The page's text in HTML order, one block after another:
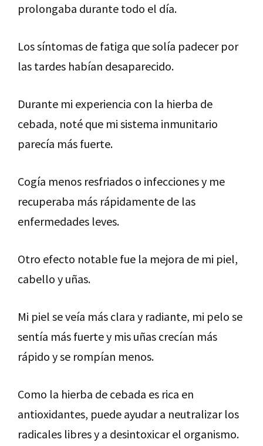
prolongaba durante todo el día.
Los síntomas de fatiga que solía padecer por
las tardes habían desaparecido.
Durante mi experiencia con la hierba de
cebada, noté que mi sistema inmunitario
parecía más fuerte.
Cogía menos resfriados o infecciones y me
recuperaba más rápidamente de las
enfermedades leves.
Otro efecto notable fue la mejora de mi piel,
cabello y uñas.
Mi piel se veía más clara y radiante, mi pelo se
sentía más fuerte y mis uñas crecían más
rápido y se rompían menos.
Como la hierba de cebada es rica en
antioxidantes, puede ayudar a neutralizar los
radicales libres y a desintoxicar el organismo.